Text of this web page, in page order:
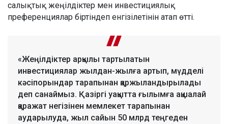
салықтық жеңілдіктер мен инвестициялық
преференциялар біртіндеп енгізілетінін атап өтті.
«Жеңілдіктер арқылы тартылатын
инвестициялар жылдан-жылға артып, мүдделі
кәсіпорындар тарапынан қаржыландырылады
деп санаймыз. Қазіргі уақытта ғылымға ақшалай
қаражат негізінен мемлекет тарапынан
аударылуда, жыл сайын 50 млрд теңгеден